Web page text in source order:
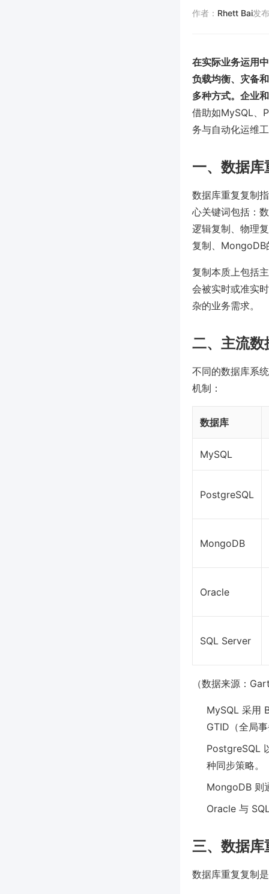
作者： Rhett Bai发
在实际业务运用
负载均衡、灾备
多种方式。企业
借助如MySQL、
务与自动化运维
一、数据
数据库重复复制
心关键词包括：
逻辑复制、物理
复制、
复制本质上包括
会被实时或准实
杂的业务需求。
二、主流数
不同的数据库系
机制：
数据库
MySQL
PostgreSQL
MongoDB
Oracle
SQL Server
（数据来源：
MySQL 采用
GTID（全局
PostgreSQL
种同步策略。
MongoDB 则
Oracle 与
三、数据库
数据库重复复制